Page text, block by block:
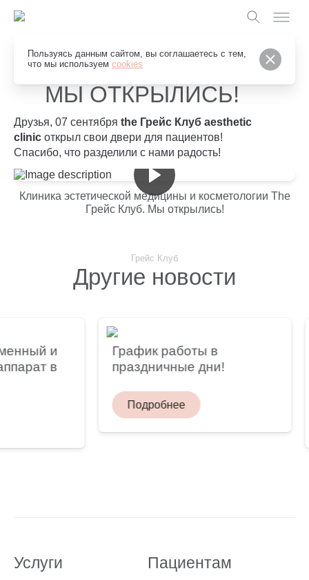
Пользуясь данным сайтом, вы соглашаетесь с тем,
что мы используем cookies
МЫ ОТКРЫЛИСЬ!
Друзья, 07 сентября the Грейс Клуб aesthetic
clinic открыл свои двери для пациентов!
Спасибо, что разделили с нами радость!
Клиника эстетической медицины и косметологии The
Грейс Клуб. Мы открылись!
Грейс Клуб
Другие новости
и
в
График работы в
праздничные дни!
Подробнее
Услуги Пациентам